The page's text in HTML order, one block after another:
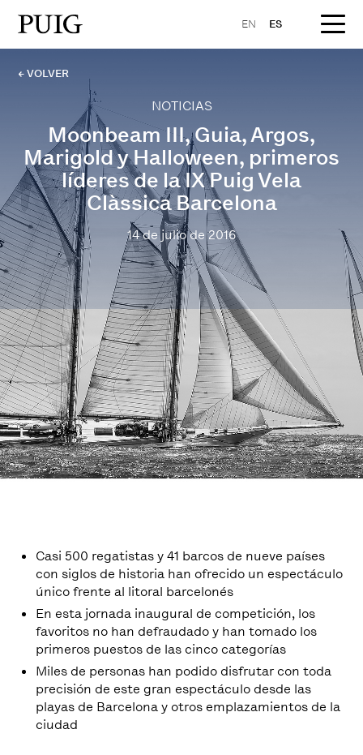
EN ES
← VOLVER
NOTICIAS
Moonbeam III, Guia, Argos,
Marigold y Halloween, primeros
líderes de la IX Puig Vela
Clàssica Barcelona
14 de julio de 2016
Casi 500 regatistas y 41 barcos de nueve países
con siglos de historia han ofrecido un espectáculo
único frente al litoral barcelonés
En esta jornada inaugural de competición, los
favoritos no han defraudado y han tomado los
primeros puestos de las cinco categorías
Miles de personas han podido disfrutar con toda
precisión de este gran espectáculo desde las
playas de Barcelona y otros emplazamientos de la
ciudad